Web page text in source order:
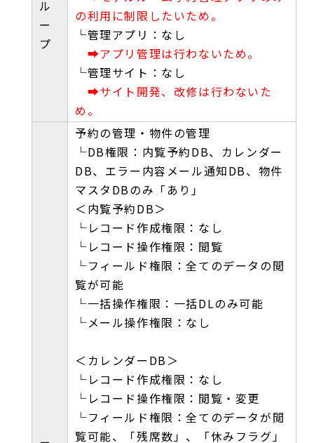
ル
ー
プ
の利用に制限したいため。
└管理アプリ：なし
➡アプリ管理は行わないため。
└管理サイト：なし
➡サイト開発、改修は行わないた
め。
予約の管理・物件の管理
└DB権限：内覧予約DB、カレンダー
DB、エラー内容メール通知DB、物件
マスタDBのみ「あり」
＜内覧予約DB＞
└レコード作成権限：なし
└レコード操作権限：閲覧
└フィールド権限：全てのデータの閲
覧が可能
└一括操作権限：一括DLのみ可能
└メール操作権限：なし
＜カレンダーDB＞
└レコード作成権限：なし
└レコード操作権限：閲覧・変更
└フィールド権限：全てのデータが閲
覧可能、「残席数」、「休みフラグ」